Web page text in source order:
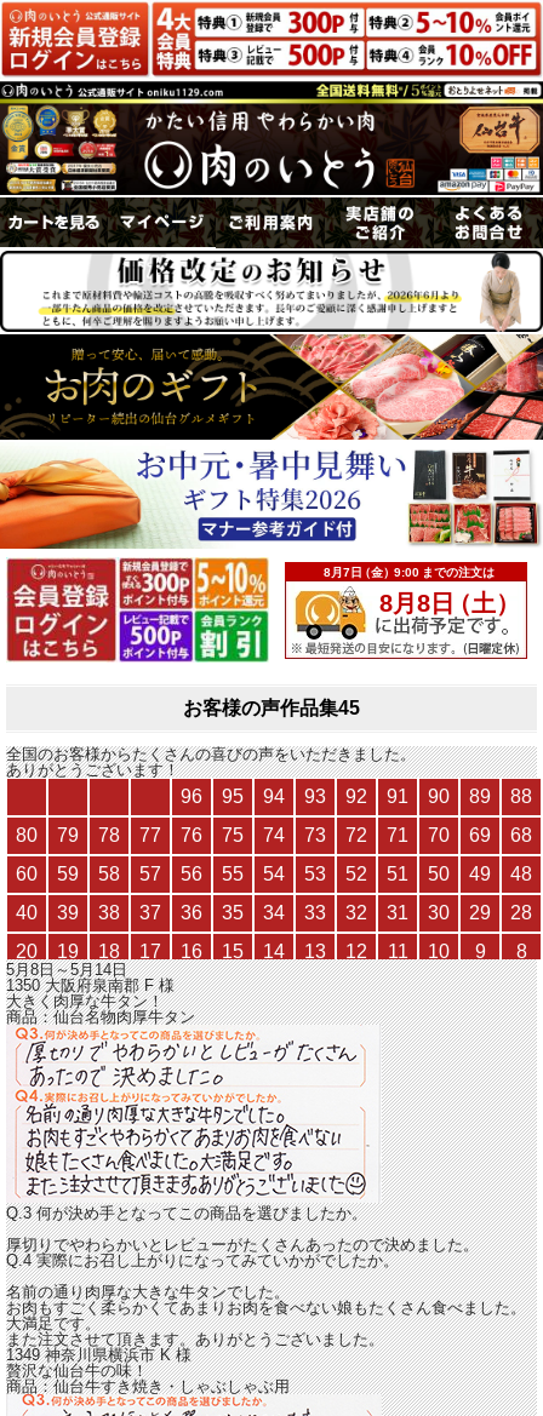
お客様の声作品集45
全国のお客様からたくさんの喜びの声をいただきました。
ありがとうございます！
5月8日～5月14日
1350 大阪府泉南郡F様
大きく肉厚な牛タン！
商品：仙台名物肉厚牛タン
Q.3 何が決め手となってこの商品を選びましたか。
厚切りでやわらかいとレビューがたくさんあったので決めました。
Q.4 実際にお召し上がりになってみていかがでしたか。
名前の通り肉厚な大きな牛タンでした。
お肉もすごく柔らかくてあまりお肉を食べない娘もたくさん食べました。
大満足です。
また注文させて頂きます。ありがとうございました。
1349 神奈川県横浜市K様
贅沢な仙台牛の味！
商品：仙台牛すき焼き・しゃぶしゃぶ用